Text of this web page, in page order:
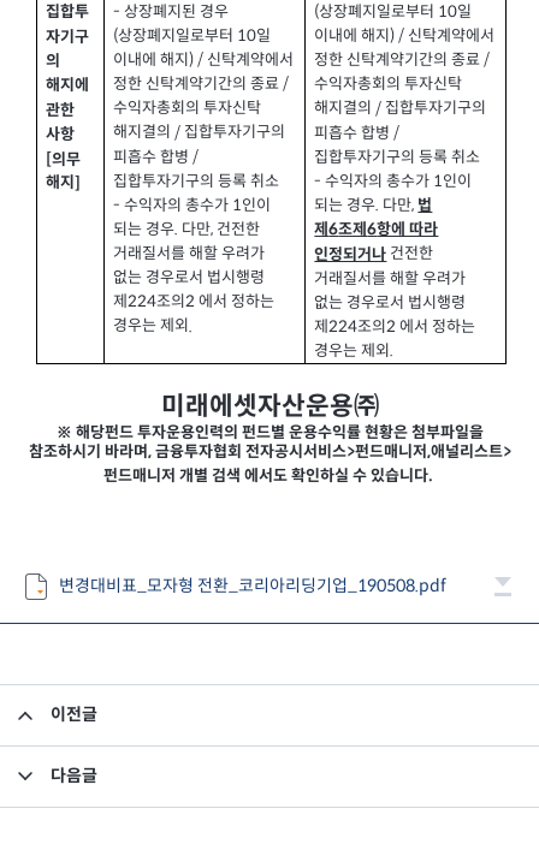
집합투
자기구
의
해지에
관한
사항
[의무
해지
-상장폐지된 경우
(상장폐지일로부터 10일
이내에 해지 ) / 신탁계약에서
정한 신탁계약기간의 종료/
수익자총회의 투자신탁
해지결의 / 집합투자기구의
피흡수 합병 /
집합투자기구의 등록 취소
-수익자의 총수가 1인이
되는 경우. 다만, 건전한
거래질서를 해할 우려가
없는 경우로서 법시행령
제224조의2에서 정하는
경우는 제외.
(상장폐지일로부터 10일
이내에 해지 ) / 신탁계약에서
정한 신탁계약기간의 종료/
수익자총회의 투자신탁
해지결의 / 집합투자기구의
피흡수 합병 /
집합투자기구의 등록 취소
-수익자의 총수가 1인이
되는 경우. 다만, 법
제6조제6항에 따라
인정되거나 건전한
거래질서를 해할 우려가
없는 경우로서 법시행령
제224조의2에서 정하는
경우는 제외.
미래에셋자산운용㈜
※ 해당펀드 투자운용인력의 펀드별 운용수익률 현황은 첨부파일을
참조하시기 바라며, 금융투자협회 전자공시서비스>펀드매니저,애널리스트>
펀드매니저 개별 검색 에서도 확인하실 수 있습니다.
변경대비표_모자형 전환_코리아리딩기업_190508.pdf
이전글
다음글